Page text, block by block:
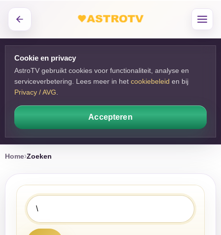
Cookie en privacy
AstroTV gebruikt cookies voor functionaliteit, analyse en
serviceverbetering. Lees meer in het cookiebeleid en bij
Privacy / AVG
Accepteren
Home Zoeken